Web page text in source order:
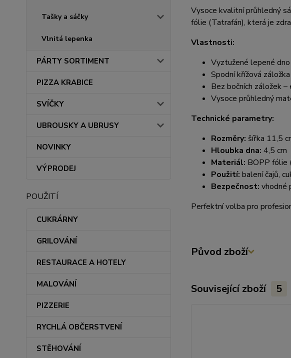
Tašky a sáčky
Vlnitá lepenka
PÁRTY SORTIMENT
PIZZA KRABICE
SVÍČKY
UBROUSKY A UBRUSY
NOVINKY
VÝPRODEJ
POUŽITÍ
CUKRÁRNY
GRILOVÁNÍ
RESTAURACE A HOTELY
MALOVÁNÍ
PIZZERIE
RYCHLÁ OBČERSTVENÍ
STĚHOVÁNÍ
Vysoce kvalitní průhledný
fólie (Tatrafán), která je
Vlastnosti:
Vyztužené lepené
Spodní křížová
Bez bočních záložek
Vysoce průhledný
Technické parametry:
Rozměry: šířka 11,5
Hloubka dna: 4,5 cm
Materiál: BOPP fólie
Použití: balení čajů,
Bezpečnost: vhodné
Perfektní volba pro
Původ zboží
Související zboží 5